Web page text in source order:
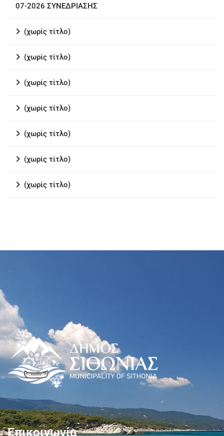
07-2026 ΣΥΝΕΔΡΙΑΣΗΣ
(χωρίς τίτλο)
(χωρίς τίτλο)
(χωρίς τίτλο)
(χωρίς τίτλο)
(χωρίς τίτλο)
(χωρίς τίτλο)
(χωρίς τίτλο)
Επικοινωνία